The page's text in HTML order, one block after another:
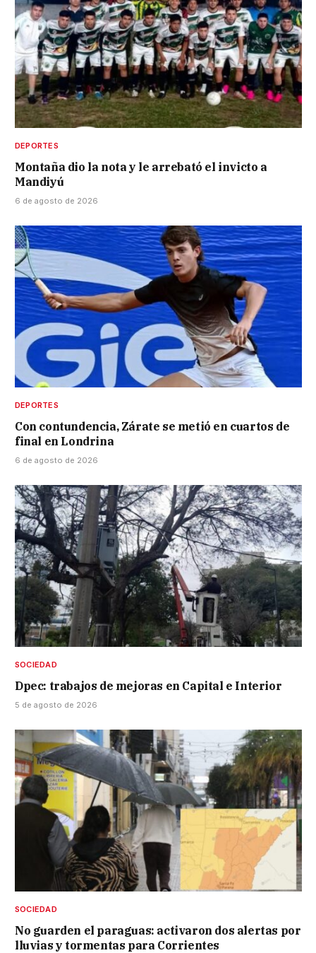
DEPORTES
Montaña dio la nota y le arrebató el invicto a
Mandiyú
6 de agosto de 2026
DEPORTES
Con contundencia, Zárate se metió en cuartos de
final en Londrina
6 de agosto de 2026
SOCIEDAD
Dpec: trabajos de mejoras en Capital e Interior
5 de agosto de 2026
SOCIEDAD
No guarden el paraguas: activaron dos alertas por
lluvias y tormentas para Corrientes